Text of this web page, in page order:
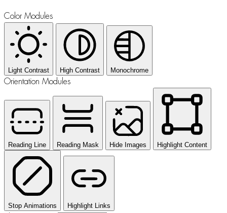
Color Modules
Light Contrast High Contrast Monochrome
Orientation Modules
Reading Line Reading Mask Hide Images Highlight Content
Stop Animations Highlight Links